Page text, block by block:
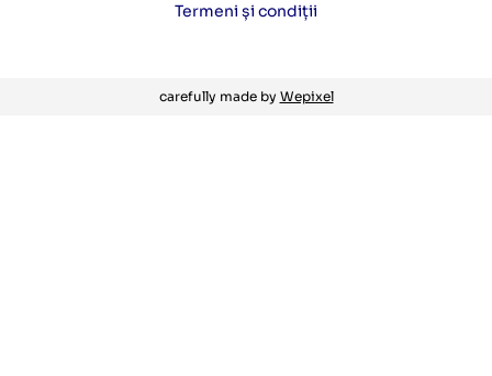
Termeni și condiții
carefully made by Wepixel